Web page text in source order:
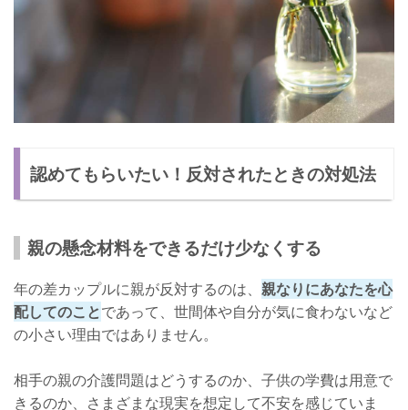
認めてもらいたい！反対されたときの対処法
親の懸念材料をできるだけ少なくする
年の差カップルに親が反対するのは、 親なりにあなたを心
配してのことであって、世間体や自分が気に食わないなど
の小さい理由ではありません。
相手の親の介護問題はどうするのか、子供の学費は用意で
きるのか、さまざまな現実を想定して不安を感じていま